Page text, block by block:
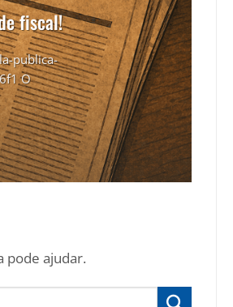
fiscal!
publica-
O
pode ajudar.